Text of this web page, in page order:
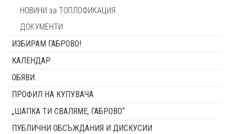
НОВИНИ за ТОПЛОФИКАЦИЯ
ДОКУМЕНТИ
ИЗБИРАМ ГАБРОВО!
КАЛЕНДАР
ОБЯВИ
ПРОФИЛ НА КУПУВАЧА
„ШАПКА ТИ СВАЛЯМЕ, ГАБРОВО“
ПУБЛИЧНИ ОБСЪЖДАНИЯ И ДИСКУСИИ